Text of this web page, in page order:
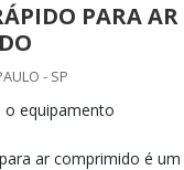
PARA AR
- SP
o equipamento
ar comprimido é